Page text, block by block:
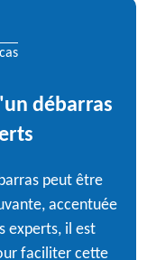
débarras
peut être
accentuée
experts, il est
faciliter cette